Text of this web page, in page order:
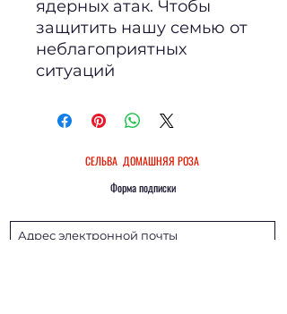
ядерных атак. Чтобы
защитить нашу семью от
неблагоприятных
ситуаций
СЕЛЬВА ДОМАШНЯЯ РОЗА
Форма подписки